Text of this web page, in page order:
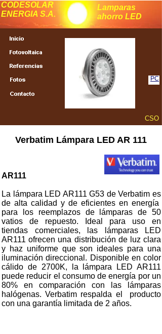
Lamparas
ahorro LED
AR111
La lámpara LED AR111 G53 de Verbatim es
de alta calidad y de eficientes en energía
para los reemplazos de lámparas de 50
vatios de repuesto. Ideal para uso en
tiendas comerciales, las lámparas LED
AR111 ofrecen una distribución de luz clara
y haz uniforme que son ideales para una
iluminación direccional. Disponible en color
cálido de 2700K, la lámpara LED AR111
puede reducir el consumo de energía por un
80% en comparación con las lámparas
halógenas. Verbatim respalda el producto
con una garantía limitada de 2 años.
Verbatim Lámpara LED AR 111
CODESOLAR
ENERGIA S.A.
PC
CSO